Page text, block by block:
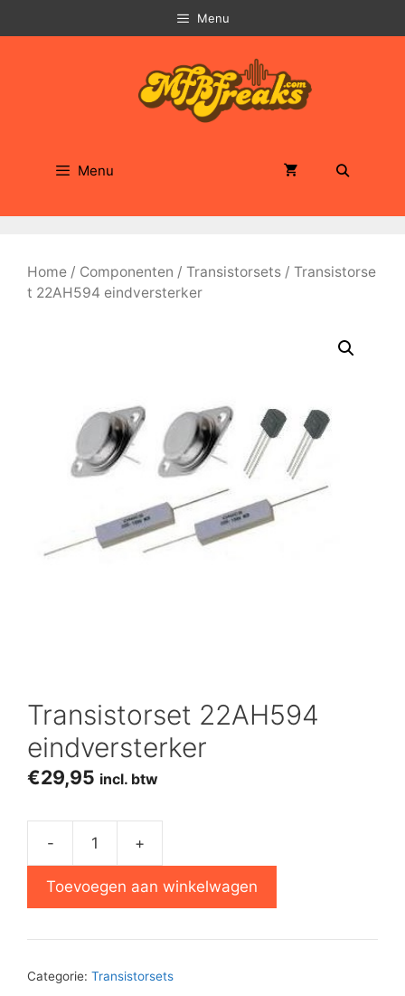
naar
Menu
Menu
Home / Componenten / Transistorsets / Transistorse
t 22AH594 eindversterker
Transistorset 22AH594
eindversterker
€29,95 incl. btw
-
eindversterker
+
Toevoegen aan winkelwagen
Categorie: Transistorsets